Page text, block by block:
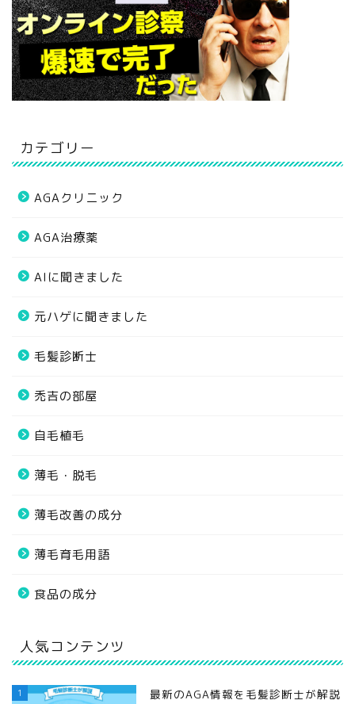
カテゴリー
AGAクリニック
AGA治療薬
AIに聞きました
元ハゲに聞きました
毛髪診断士
禿吉の部屋
自毛植毛
薄毛・脱毛
薄毛改善の成分
薄毛育毛用語
食品の成分
人気コンテンツ
1 最新のAGA情報を毛髪診断士が解説